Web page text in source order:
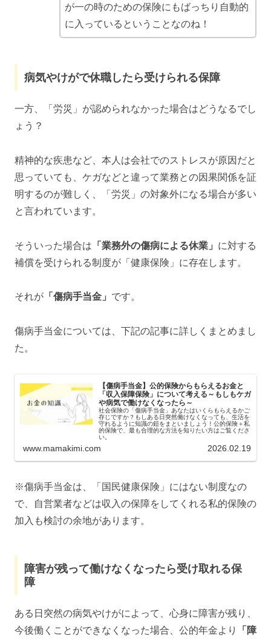
が一の時のための保険にもばっちり自動的
に入っているということなのね！
病気やけがで休職したら受けられる保障
一方、「労災」が認められなかった場合はどうなるでし
ょう？
精神的な疾患など、本人は会社でのストレスが原因だと
思っていても、ケガなどと違って業務との因果関係を証
明するのが難しく、「労災」の対象外になる場合が多い
と言われています。
そういった場合は 「業務外の傷病による休業」 に対する
補償を受けられる制度が「健康保険」に存在します。
それが 「傷病手当金」 です。
傷病手当金については、下記の記事に詳しくまとめまし
た。
【傷病手当金】公的保険からもらえるお金と
「収入保障保険」について考える～もしもケガ
や病気で働けなくなったら～
社会保険の「傷病手当金」あなたはいくらもらえるかご
存じですか？もしある日突然働けなくなっても、生活を
守れるように知識の鎧をまといましょう！公的保険＋私
的保険で、最も合理的な方法を知りたい方はご覧くださ
い。
www.mamakimi.com 2026.02.19
※傷病手当金は、「国民健康保険」にはない制度なの
で、自営業者などは収入の保障をしてくれる私的保険の
加入も検討の余地があります。
障害が残って働けなくなったら受け取れる保
障
ある日突然の病気やけがによって、心身に障害が残り、
今後働くことができなくなった場合、公的年金より
「障